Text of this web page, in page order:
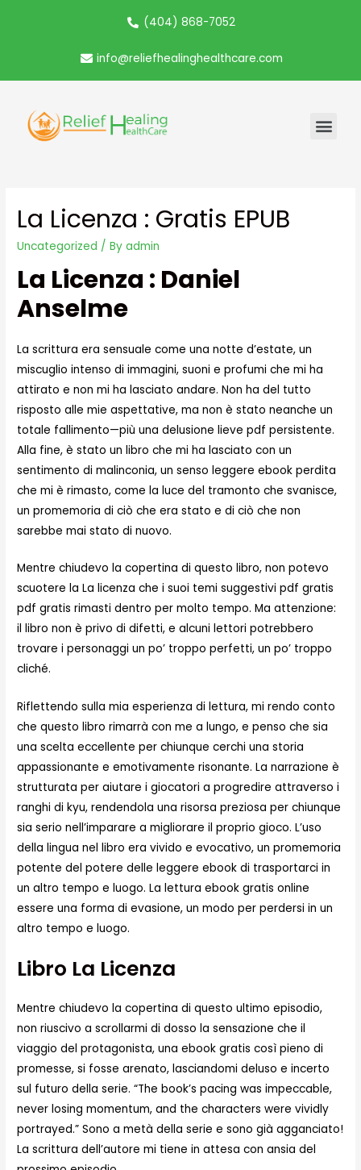
(404) 868-7052
info@reliefhealinghealthcare.com
La Licenza : Gratis EPUB
Uncategorized / Byadmin
La Licenza : Daniel
Anselme
La scrittura era sensuale come una notte d’estate, un
miscuglio intenso di immagini, suoni e profumi che mi ha
attirato e non mi ha lasciato andare. Non ha del tutto
risposto alle mie aspettative, ma non è stato neanche un
totale fallimento—più una delusione lieve pdf persistente.
Alla fine, è stato un libro che mi ha lasciato con un
sentimento di malinconia, un senso leggere ebook perdita
che mi è rimasto, come la luce del tramonto che svanisce,
un promemoria di ciò che era stato e di ciò che non
sarebbe mai stato di nuovo.
Mentre chiudevo la copertina di questo libro, non potevo
scuotere la La licenza che i suoi temi suggestivi pdf gratis
pdf gratis rimasti dentro per molto tempo. Ma attenzione:
il libro non è privo di difetti, e alcuni lettori potrebbero
trovare i personaggi un po’ troppo perfetti, un po’ troppo
cliché.
Riflettendo sulla mia esperienza di lettura, mi rendo conto
che questo libro rimarrà con me a lungo, e penso che sia
una scelta eccellente per chiunque cerchi una storia
appassionante e emotivamente risonante. La narrazione è
strutturata per aiutare i giocatori a progredire attraverso i
ranghi di kyu, rendendola una risorsa preziosa per chiunque
sia serio nell’imparare a migliorare il proprio gioco. L’uso
della lingua nel libro era vivido e evocativo, un promemoria
potente del potere delle leggere ebook di trasportarci in
un altro tempo e luogo. La lettura ebook gratis online
essere una forma di evasione, un modo per perdersi in un
altro tempo e luogo.
Libro La Licenza
Mentre chiudevo la copertina di questo ultimo episodio,
non riuscivo a scrollarmi di dosso la sensazione che il
viaggio del protagonista, una ebook gratis così pieno di
promesse, si fosse arenato, lasciandomi deluso e incerto
sul futuro della serie. “The book’s pacing was impeccable,
never losing momentum, and the characters were vividly
portrayed.” Sono a metà della serie e sono già agganciato!
La scrittura dell’autore mi tiene in attesa con ansia del